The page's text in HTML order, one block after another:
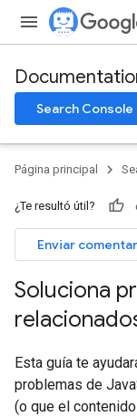
Search Console
Página principal
¿Te resultó útil?
Enviar
Soluciona
Esta guía te
problemas de
(o que el